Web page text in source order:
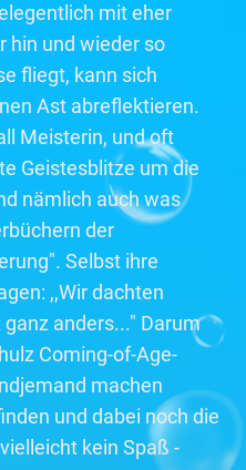
mit eher
hin und wieder so
fliegt, kann sich
Ast abreflektieren.
Meisterin, und oft
Geistesblitze um die
nämlich auch was
der
Selbst ihre
,,Wir dachten
anders..." Darum
Coming-of-Age-
machen
und dabei noch die
kein Spaß -